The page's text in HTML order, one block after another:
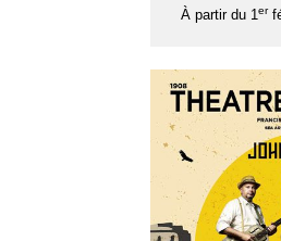
À partir du 1er